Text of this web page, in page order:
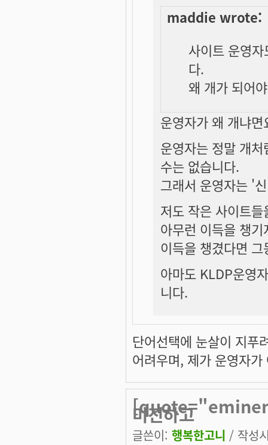
maddie wrote:
사이트 운영
다.
왜 개가 되어
운영자가 왜 개냐면
운영자는 정말 개
수는 없습니다.
그래서 운영자는 '
저도 작은 사이트
아무런 이득을 챙
이득을 챙겼다면
아마도 KLDP운영
니다.
단어선택에 눈살이 지푸
어려우며, 제가 운영자
미진하고
글쓴이: 행복한고니 / 작성